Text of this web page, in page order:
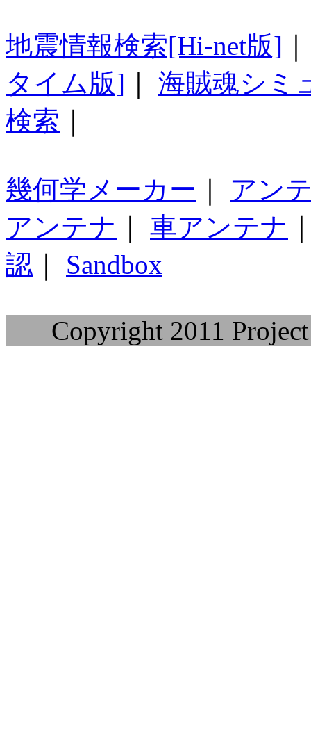
地震情報検索[Hi-net版]
タイム版]
海賊魂シミ
検索
幾何学メーカー
アン
アンテナ
車アンテナ
認
Sandbox
Copyright 2011